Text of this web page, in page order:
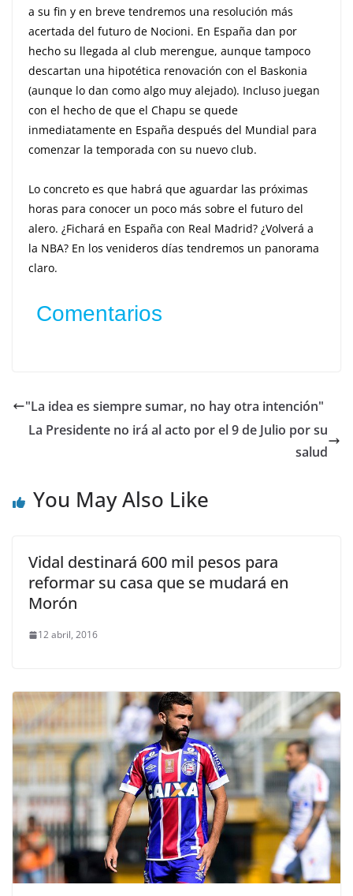
a su fin y en breve tendremos una resolución más
acertada del futuro de Nocioni. En España dan por
hecho su llegada al club merengue, aunque tampoco
descartan una hipotética renovación con el Baskonia
(aunque lo dan como algo muy alejado). Incluso juegan
con el hecho de que el Chapu se quede
inmediatamente en España después del Mundial para
comenzar la temporada con su nuevo club.
Lo concreto es que habrá que aguardar las próximas
horas para conocer un poco más sobre el futuro del
alero. ¿Fichará en España con Real Madrid? ¿Volverá a
la NBA? En los venideros días tendremos un panorama
claro.
Comentarios
"La idea es siempre sumar, no hay otra intención"
La Presidente no irá al acto por el 9 de Julio por su
salud
You May Also Like
Vidal destinará 600 mil pesos para
reformar su casa que se mudará en
Morón
12 abril, 2016